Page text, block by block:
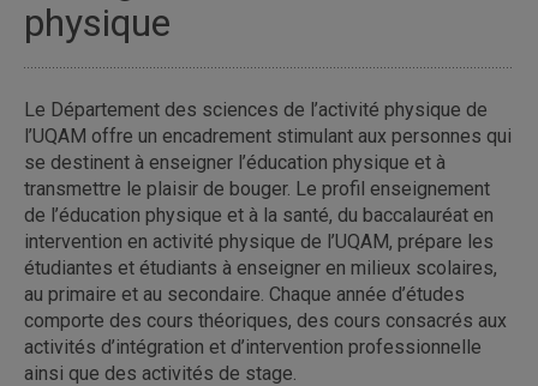
physique
Le Département des sciences de l’activité physique de
l’UQAM offre un encadrement stimulant aux personnes qui
se destinent à enseigner l’éducation physique et à
transmettre le plaisir de bouger. Le profil enseignement
de l’éducation physique et à la santé, du baccalauréat en
intervention en activité physique de l’UQAM, prépare les
étudiantes et étudiants à enseigner en milieux scolaires,
au primaire et au secondaire. Chaque année d’études
comporte des cours théoriques, des cours consacrés aux
activités d’intégration et d’intervention professionnelle
ainsi que des activités de stage.